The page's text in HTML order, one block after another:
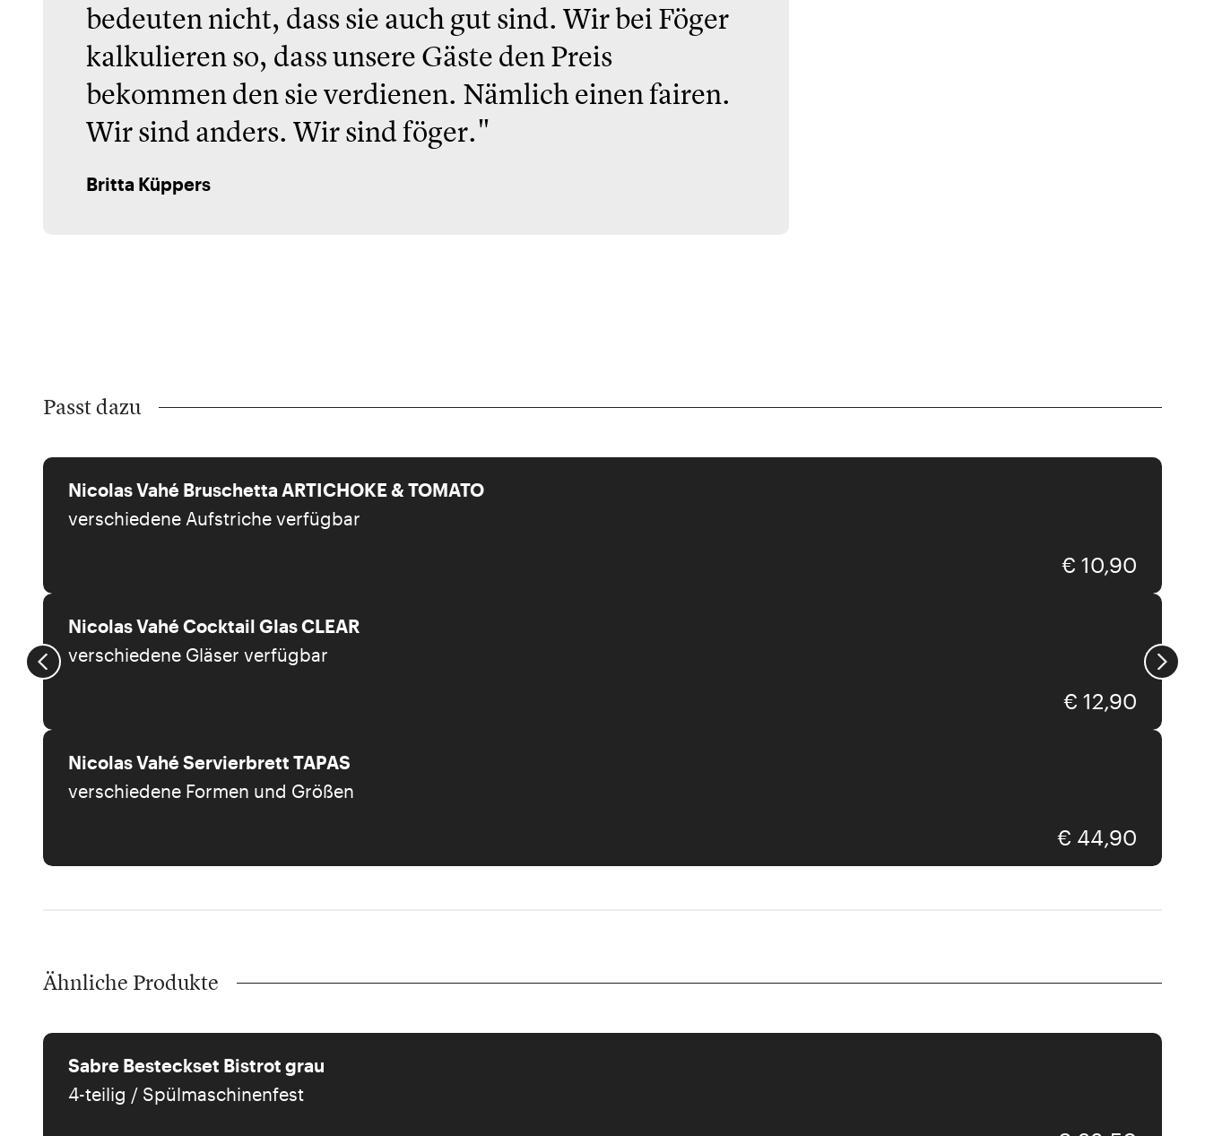
bedeuten nicht, dass sie auch gut sind. Wir bei Föger
kalkulieren so, dass unsere Gäste den Preis
bekommen den sie verdienen. Nämlich einen fairen.
Wir sind anders. Wir sind föger."
Britta Küppers
Passt dazu
Nicolas Vahé Bruschetta ARTICHOKE & TOMATO
verschiedene Aufstriche verfügbar
€ 10,90
Nicolas Vahé
Nicolas Vahé Cocktail Glas CLEAR
verschiedene Gläser verfügbar
€ 12,90
Nicolas Vahé
Nicolas Vahé Servierbrett TAPAS
verschiedene Formen und Größen
€ 44,90
Ähnliche Produkte
Sabre Besteckset Bistrot grau
4-teilig / Spülmaschinenfest